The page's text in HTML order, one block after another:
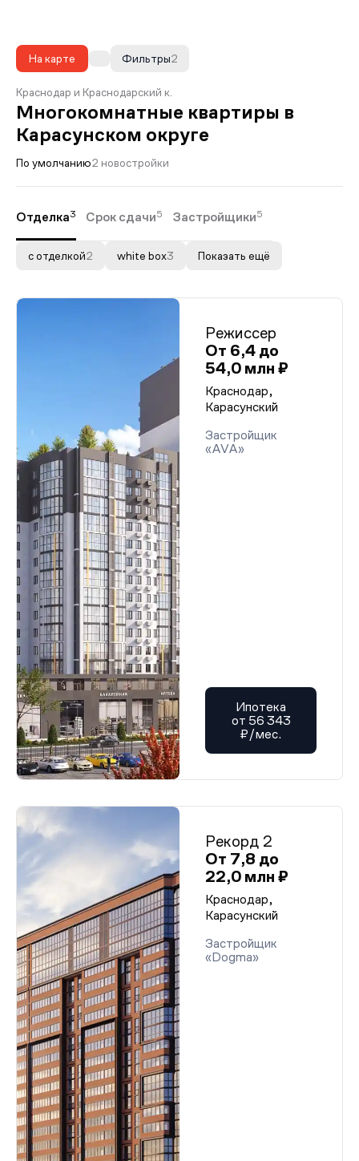
На карте 2
Фильтры
Краснодар и Краснодарский к.
Многокомнатные квартиры в
Карасунском округе
По умолчанию2 новостройки
Отделка3 Срок сдачи5 Застройщики5
с отделкой2 white box3 Показать ещё
Режиссер
От 6,4 до
54,0 млн ₽
Краснодар,
Карасунский
Застройщик
«AVA»
Ипотека
от 56 343
₽/мес.
Рекорд 2
От 7,8 до
22,0 млн ₽
Краснодар,
Карасунский
Застройщик
«Dogma»